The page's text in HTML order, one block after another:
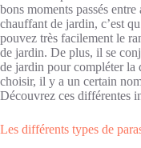
bons moments passés
chauffant de jardin, c’est
pouvez très facilement le
de jardin. De plus, il se
de jardin pour compléter la
choisir, il y a un certain
Découvrez ces différentes
Les différents types de